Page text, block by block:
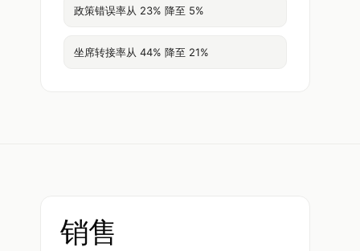
政策错误率从 23% 降至 5%
坐席转接率从 44% 降至 21%
销售